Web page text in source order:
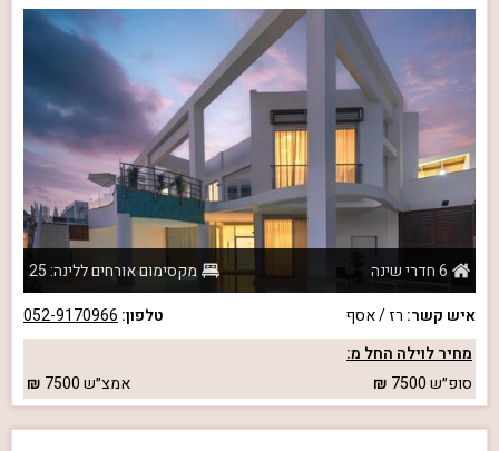
6 חדרי שינה
מקסימום אורחים ללינה: 25
איש קשר: רז / אסף טלפון: 052-9170966
מחיר לוילה החל מ:
סופ״ש7500 אמצ״ש7500